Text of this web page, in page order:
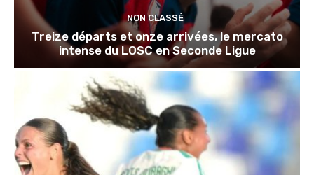
NON CLASSÉ
Treize départs et onze arrivées, le mercato
intense du LOSC en Seconde Ligue